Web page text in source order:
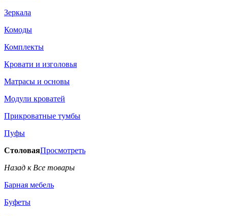
Зеркала
Комоды
Комплекты
Кровати и изголовья
Матрасы и основы
Модули кроватей
Прикроватные тумбы
Пуфы
СтоловаяПросмотреть
Назад к Все товары
Барная мебель
Буфеты